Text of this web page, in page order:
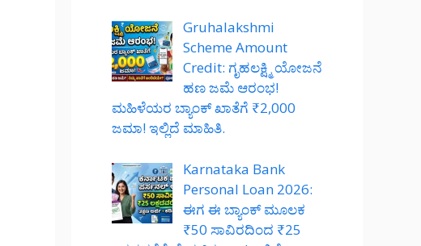
Gruhalakshmi
Scheme Amount
Credit: ಗೃಹಲಕ್ಷ್ಮಿ ಯೋಜನೆ
ಹಣ ಜಮೆ ಆರಂಭ!
ಮಹಿಳೆಯರ ಬ್ಯಾಂಕ್ ಖಾತೆಗೆ ₹2,000
ಜಮಾ! ಇಲ್ಲಿದೆ ಮಾಹಿತಿ.
Karnataka Bank
Personal Loan 2026:
ಈಗ ಈ ಬ್ಯಾಂಕ್ ಮೂಲಕ
₹50 ಸಾವಿರದಿಂದ ₹25